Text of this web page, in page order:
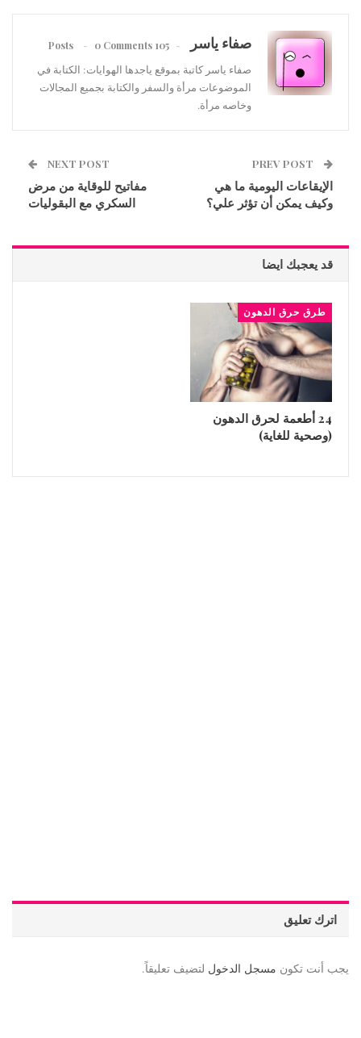
صفاء ياسر 105 Posts
0 Comments
صفاء ياسر كاتبة بموقع ياجدها الهوايات: الكتابة في
الموضوعات مرأة والسفر والكتابة بجميع المجالات
وخاصه مرأة.
الإيقاعات اليومية ما هي
وكيف يمكن أن تؤثر علي؟
NEXT POST
مفاتيح للوقاية من مرض
السكري مع البقوليات
قد يعجبك ايضا
طرق حرق الدهون
24 أطعمة لحرق الدهون
(وصحية للغاية)
اترك تعليق
يجب أنت تكون مسجل الدخول لتضيف تعليقاً.